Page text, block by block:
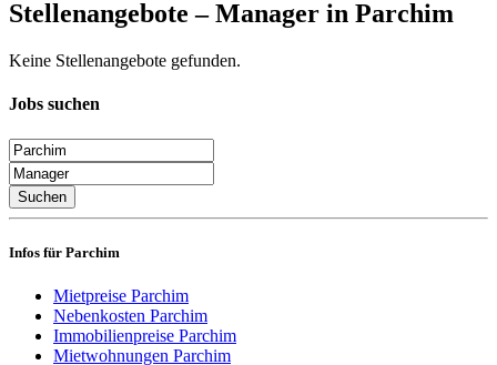
Stellenangebote – Manager in Parchim
Keine Stellenangebote gefunden.
Jobs suchen
Suchen
Infos für Parchim
Mietpreise Parchim
Nebenkosten Parchim
Immobilienpreise Parchim
Mietwohnungen Parchim